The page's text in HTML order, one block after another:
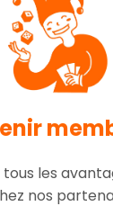
les
nos